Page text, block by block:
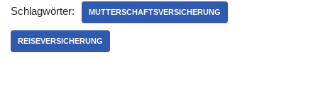
Schlagwörter: MUTTERSCHAFTSVERSICHERUNG
REISEVERSICHERUNG